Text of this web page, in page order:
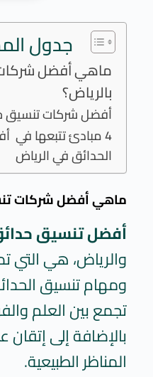
جدول
ماهي أفضل
بالرياض؟
أفضل شركات تنسيق
4 مبادئ تتبعها
الحدائق في الرياض
ماهي أفضل شركات
أفضل تنسيق
والرياض، هي التي
ومهام تنسيق
تجمع بين العلم
بالإضافة إلى
المناظر الطبيعية.